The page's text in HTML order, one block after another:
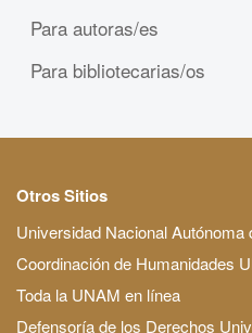
Para autoras/es
Para bibliotecarias/os
Otros Sitios
Universidad Nacional Autónoma
Coordinación de Humanidades
Toda la UNAM en línea
Defensoría de los Derechos